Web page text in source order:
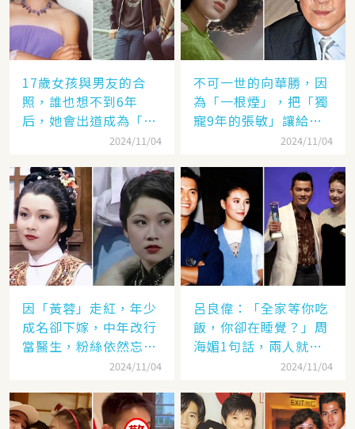
17歲女孩與男友的合
照，誰也想不到6年
后，她會出道成為「香
港當紅女星」，至今都
2024/11/04
不可一世的向華勝，因
為「一根煙」，把「獨
寵9年的張敏」讓給了
2024/11/04
因「黃蓉」走紅，年少
成名卻下嫁，中年改行
當醫生，粉絲依然忘不
2024/11/04
呂良偉：「全家等你吃
飯，你卻在睡覺？」周
海媚1句話，兩人就此
2024/11/04